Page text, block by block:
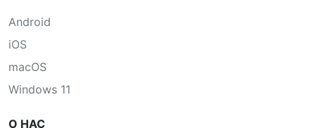
Android
iOS
macOS
Windows 11
О НАС